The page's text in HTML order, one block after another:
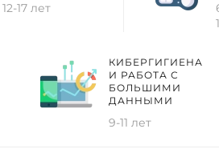
12-17 лет
КИБЕРГИГИЕНА
И РАБОТА С
БОЛЬШИМИ
ДАННЫМИ
9-11 лет